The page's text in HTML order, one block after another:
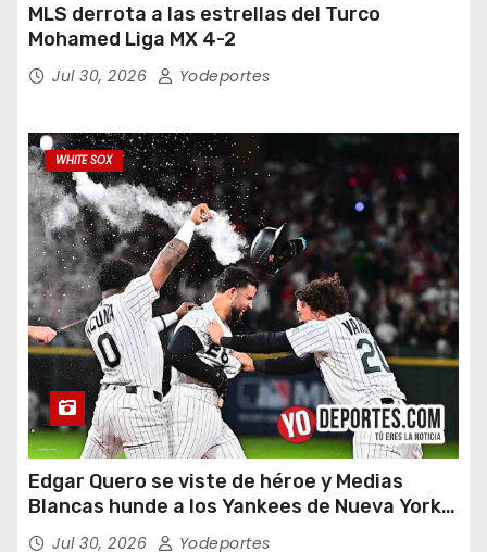
MLS derrota a las estrellas del Turco
Mohamed Liga MX 4-2
Jul 30, 2026 Yodeportes
WHITE SOX
Edgar Quero se viste de héroe y Medias
Blancas hunde a los Yankees de Nueva York
en doce entradas
Jul 30, 2026 Yodeportes